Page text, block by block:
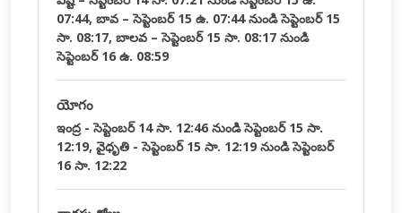
07:44, బావ – సెప్టెంబర్ 15 ఉ. 07:44 నుండి సెప్టెంబర్ 15
సా. 08:17, బాలవ – సెప్టెంబర్ 15 సా. 08:17 నుండి
సెప్టెంబర్ 16 ఉ. 08:59
యోగం
ఇంద్ర - సెప్టెంబర్ 14 సా. 12:46 నుండి సెప్టెంబర్ 15 సా.
12:19, వైధృతి - సెప్టెంబర్ 15 సా. 12:19 నుండి సెప్టెంబర్
16 సా. 12:22